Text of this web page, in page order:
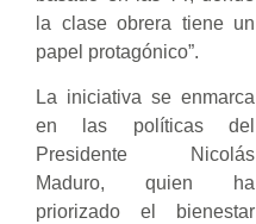
la clase obrera tiene un
papel protagónico”.
La iniciativa se enmarca
en las políticas del
Presidente Nicolás
Maduro, quien ha
priorizado el bienestar